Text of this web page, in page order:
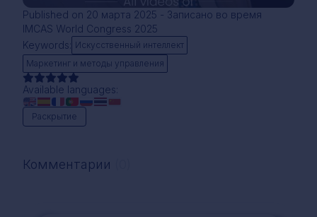
Published on 20 марта 2025 - Записано во время
IMCAS World Congress 2025
Keywords: Искусственный интеллект
Маркетинг и методы управления
Available languages:
Раскрытие
Комментарии